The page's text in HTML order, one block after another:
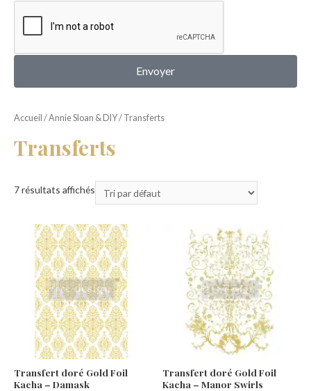
Accueil /Annie Sloan & DIY/ Transferts
Transferts
7 résultats affichés
Transfert doré Gold Foil
Kacha – Damask
Transfert doré Gold Foil
Kacha – Manor Swirls
Envoyer